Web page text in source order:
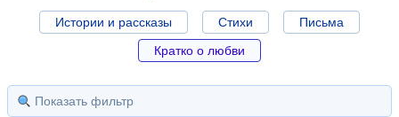
Истории и рассказы Стихи
Письма
Кратко о любви
Показать фильтр